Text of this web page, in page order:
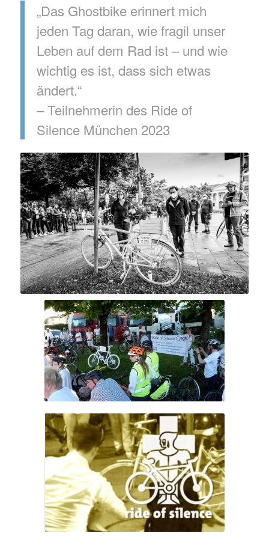
„Das Ghostbike erinnert mich
jeden Tag daran, wie fragil unser
Leben auf dem Rad ist – und wie
wichtig es ist, dass sich etwas
ändert.“
– Teilnehmerin des Ride of
Silence München 2023